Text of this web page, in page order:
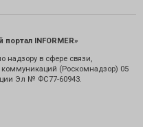
INFORMER»
надзору в сфере связи,
(Роскомнадзор) 05
Эл № ФС77-60943.